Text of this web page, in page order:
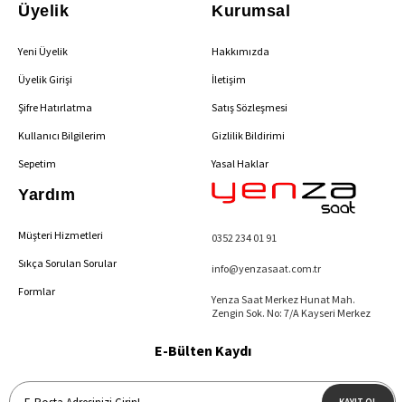
Üyelik
Yeni Üyelik
Üyelik Girişi
Şifre Hatırlatma
Kullanıcı Bilgilerim
Sepetim
Kurumsal
Hakkımızda
İletişim
Satış Sözleşmesi
Gizlilik Bildirimi
Yasal Haklar
Yardım
Müşteri Hizmetleri
Sıkça Sorulan Sorular
Formlar
0352 234 01 91
info@yenzasaat.com.tr
Yenza Saat Merkez Hunat Mah.
Zengin Sok. No: 7/A Kayseri Merkez
E-Bülten Kaydı